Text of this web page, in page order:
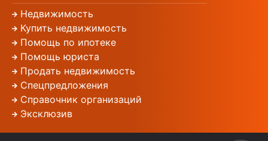
Недвижимость
Купить недвижимость
Помощь по ипотеке
Помощь юриста
Продать недвижимость
Спецпредложения
Справочник организаций
Эксклюзив